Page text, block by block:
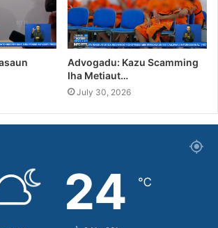
Advogadu: Kazu Scamming
Iha Metiaut…
July 30, 2026
24 ℃